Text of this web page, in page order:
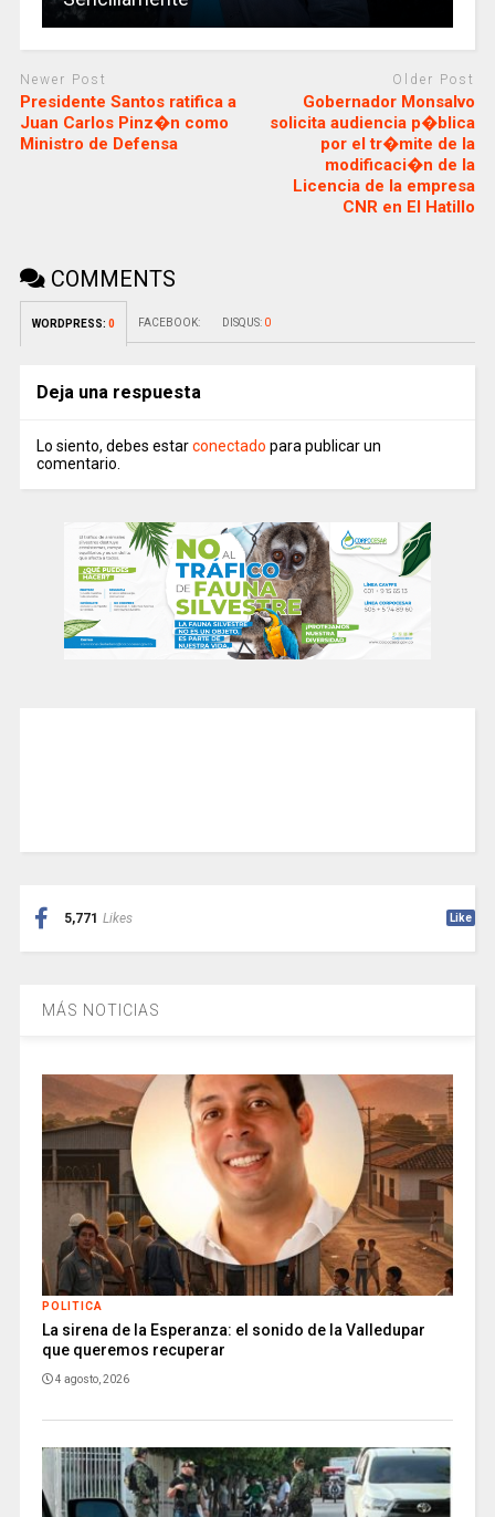
Newer Post
Presidente Santos ratifica a
Juan Carlos Pinz�n como
Ministro de Defensa
Older Post
Gobernador Monsalvo
solicita audiencia p�blica
por el tr�mite de la
modificaci�n de la
Licencia de la empresa
CNR en El Hatillo
COMMENTS
WORDPRESS: 0 FACEBOOK: DISQUS: 0
Deja una respuesta
Lo siento, debes estarconectado para publicar un
comentario.
5,771 Likes Like
MÁS NOTICIAS
POLITICA
La sirena de la Esperanza: el sonido de la Valledupar
que queremos recuperar
4 agosto, 2026